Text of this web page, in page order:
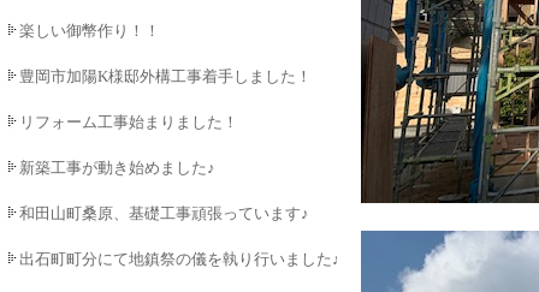
楽しい御幣作り！！
豊岡市加陽K様邸外構工事着手しました！
リフォーム工事始まりました！
新築工事が動き始めました♪
和田山町桑原、基礎工事頑張っています♪
出石町町分にて地鎮祭の儀を執り行いました♪